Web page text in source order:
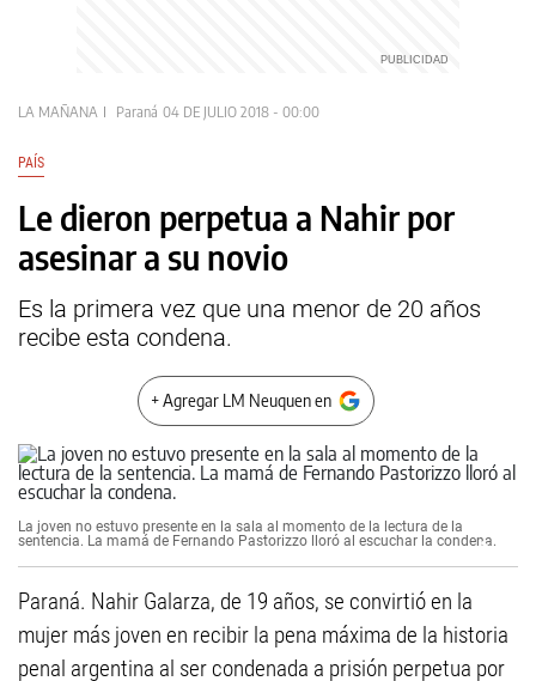
LA MAÑANA Paraná 04 DE JULIO 2018 - 00:00
PAÍS
Le dieron perpetua a Nahir por
asesinar a su novio
Es la primera vez que una menor de 20 años
recibe esta condena.
+ Agregar LM Neuquen en
La joven no estuvo presente en la sala al momento de la lectura de la
sentencia. La mamá de Fernando Pastorizzo lloró al escuchar la condena.
Paraná. Nahir Galarza, de 19 años, se convirtió en la
mujer más joven en recibir la pena máxima de la historia
penal argentina al ser condenada a prisión perpetua por